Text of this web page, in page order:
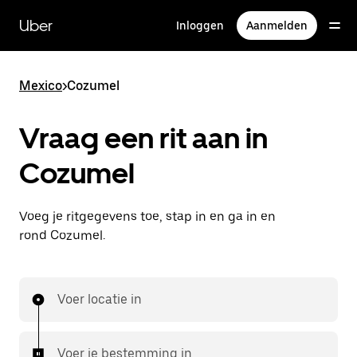
naar
hoofdinhoud
Uber Inloggen Aanmelden
Mexico>Cozumel
Vraag een rit aan in
Cozumel
Voeg je ritgegevens toe, stap in en ga in en
rond Cozumel.
Voer locatie in
Voer je bestemming in